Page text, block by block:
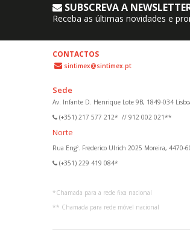
SUBSCREVA A
Receba as últimas novidades e
CONTACTOS
sintimex@sintimex.pt
Sede
Av. Infante D. Henrique Lote 9B, 1849-034
(+351) 217 577 212* // 912 002 021**
Norte
Rua Engº. Frederico Ulrich 2025 Moreira, 4470-
(+351) 229 419 084*
*Chamada para a rede fixa nacional
** Chamada para rede móvel nacional